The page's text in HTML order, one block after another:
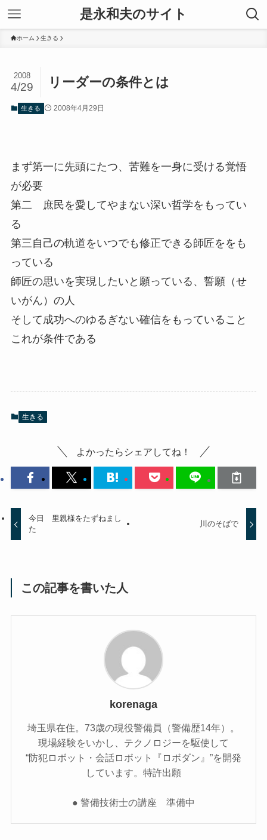
是永和夫のサイト
ホーム 生きる
リーダーの条件とは
2008
4/29
生きる 2008年4月29日
まず第一に先頭にたつ、苦難を一身に受ける覚悟
が必要
第二 庶民を愛してやまない深い哲学をもってい
る
第三自己の軌道をいつでも修正できる師匠ををも
っている
師匠の思いを実現したいと願っている、誓願（せ
いがん）の人
そして成功へのゆるぎない確信をもっていること
これが条件である
生きる
よかったらシェアしてね！
今日 里親様をたずねまし
た
川のそばで
この記事を書いた人
korenaga
埼玉県在住。73歳の現役警備員（警備歴14年）。
現場経験をいかし、テクノロジーを駆使して
“防犯ロボット・会話ロボット『ロボダン』”を開発
しています。特許出願
● 警備技術士の講座 準備中